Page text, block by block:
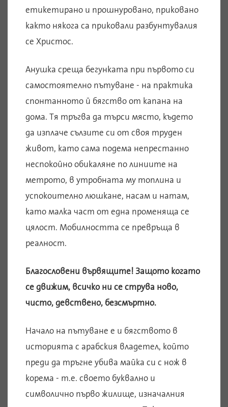
етикетирано и прошнуровано, приковано
както някога са приковали разбунтувалия
се Христос.
Анушка среща бегунката при първото си
самостоятелно пътуване - на практика
спонтанното й бягство от капана на
дома. Тя тръгва да търси място, където
да изплаче сълзите си от своя труден
живот, като сама подема непрестанно
неспокойно обикаляне по линиите на
метрото, в утробната му топлина и
успокоително люшкане, насам и натам,
като малка част от една променяща се
цялост. Мобилността се превръща в
реалност.
Благословени вървящите! Защото когато
се движим, всичко ни се струва ново,
чисто, девствено, безсмъртно.
Начало на пътуване е и бягството в
историята с арабския владетел, който
преди да тръгне убива майка си с нож в
корема - т.е. своето буквално и
символично първо жилище, изначалния